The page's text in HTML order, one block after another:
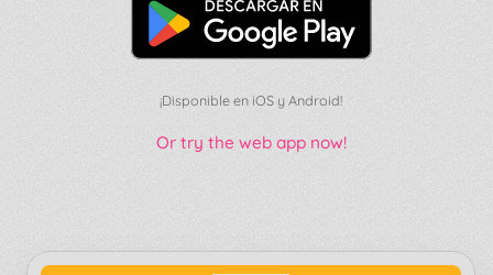
¡Disponible en iOS y Android!
Or try the web app now!